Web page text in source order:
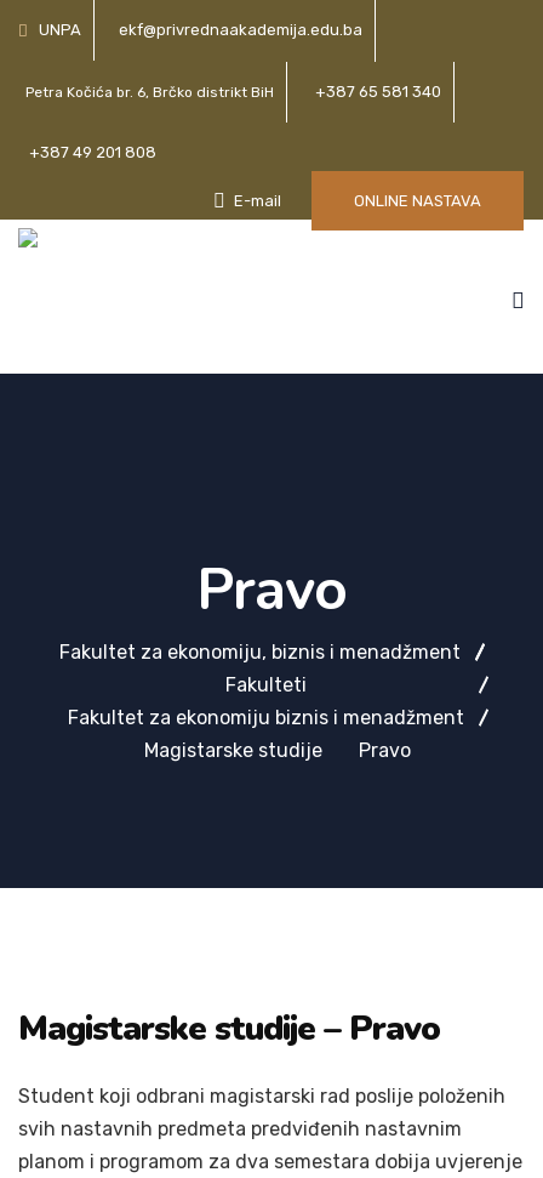
UNPA ekf@privrednaakademija.edu.ba
Petra Kočića br. 6, Brčko distrikt BiH +387 65 581 340
+387 49 201 808
E-mail ONLINE NASTAVA
Pravo
Fakultet za ekonomiju, biznis i menadžment
Fakulteti
Fakultet za ekonomiju biznis i menadžment
Magistarske studije
Pravo
Magistarske studije – Pravo
Student koji odbrani magistarski rad poslije položenih
svih nastavnih predmeta predviđenih nastavnim
planom i programom za dva semestara dobija uvjerenje